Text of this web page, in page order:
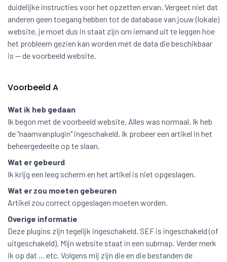
duidelijke instructies voor het opzetten ervan. Vergeet niet dat
anderen geen toegang hebben tot de database van jouw (lokale)
website, je moet dus in staat zijn om iemand uit te leggen hoe
het probleem gezien kan worden met de data die beschikbaar
is -- de voorbeeld website.
Voorbeeld A
Wat ik heb gedaan
Ik begon met de voorbeeld website. Alles was normaal. Ik heb
de "naamvanplugin" ingeschakeld. Ik probeer een artikel in het
beheergedeelte op te slaan.
Wat er gebeurd
Ik krijg een leeg scherm en het artikel is niet opgeslagen.
Wat er zou moeten gebeuren
Artikel zou correct opgeslagen moeten worden.
Overige informatie
Deze plugins zijn tegelijk ingeschakeld. SEF is ingeschakeld (of
uitgeschakeld). Mijn website staat in een submap. Verder merk
ik op dat ... etc. Volgens mij zijn die en die bestanden de